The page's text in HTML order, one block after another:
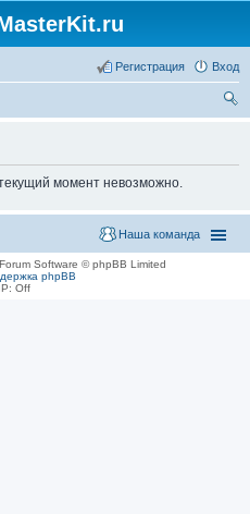
Вход
Регистрация
момент невозможно.
Наша команда
Software © phpBB Limited
phpBB
Off